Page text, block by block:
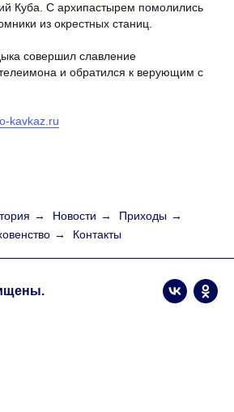
Куба. С архипастырем помолились
из окрестных станиц.
совершил славление
и обратился к верующим с
kavkaz.ru
→ Новости → Приходы →
→ Контакты